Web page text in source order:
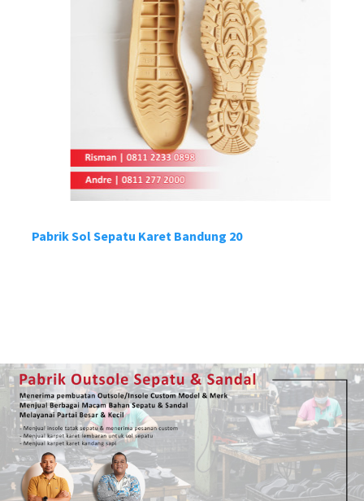
Pabrik Sol Sepatu Karet Bandung 20